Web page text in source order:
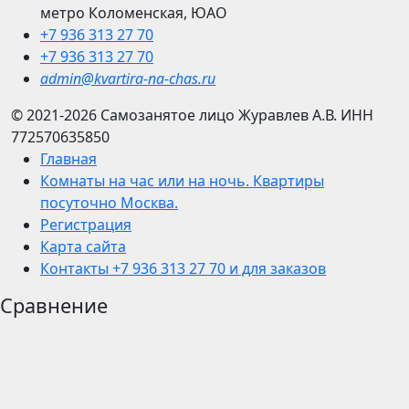
метро Коломенская, ЮАО
+7 936 313 27 70
+7 936 313 27 70
admin@kvartira-na-chas.ru
© 2021-2026 Самозанятое лицо Журавлев А.В. ИНН
772570635850
Главная
Комнаты на час или на ночь. Квартиры
посуточно Москва.
Регистрация
Карта сайта
Контакты +7 936 313 27 70 и для заказов
Сравнение